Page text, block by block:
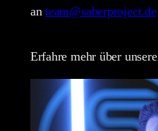
anteam@saberproject.de
Erfahre mehr über